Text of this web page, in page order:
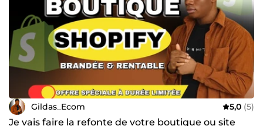
Gildas_Ecom 5,0 (5)
Je vais faire la refonte de votre boutique ou site